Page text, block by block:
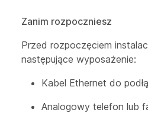
Zanim rozpoczniesz
Przed rozpoczęciem
następujące wyposażenie:
Kabel Ethernet do
Analogowy telefon lub